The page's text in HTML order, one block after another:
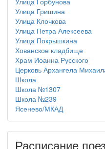
Улица Гришина
Улица Клочкова
Улица Петра Алексеева
Улица Покрышкина
Хованское кладбище
Храм Иоанна Русского
Церковь Архангела
Школа
Школа №1307
Школа №239
Ясенево/МКАД
Расписание